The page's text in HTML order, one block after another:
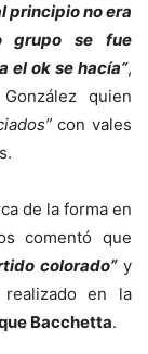
principio no era
grupo se fue
el ok se hacía”,
quien
con vales
de la forma en
comentó que
colorado”y
en la
Bacchetta.